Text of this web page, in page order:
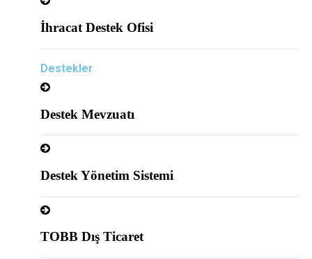
İhracat Destek Ofisi
Destekler
Destek Mevzuatı
Destek Yönetim Sistemi
TOBB Dış Ticaret